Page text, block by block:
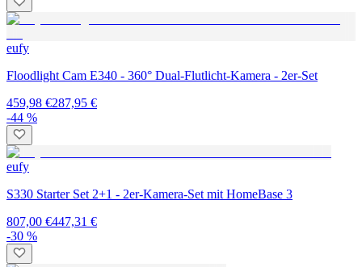
eufy
Floodlight Cam E340 - 360° Dual-Flutlicht-Kamera - 2er-Set
459,98 €287,95 €
-44 %
eufy
S330 Starter Set 2+1 - 2er-Kamera-Set mit HomeBase 3
807,00 €447,31 €
-30 %